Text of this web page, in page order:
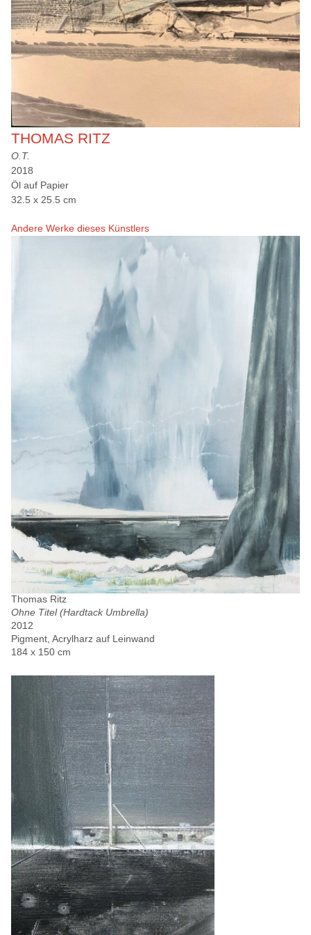
THOMAS RITZ
O.T.
2018
Öl auf Papier
32.5 x 25.5 cm
Andere Werke dieses Künstlers
Thomas Ritz
Ohne Titel (Hardtack Umbrella)
2012
Pigment, Acrylharz auf Leinwand
184 x 150 cm